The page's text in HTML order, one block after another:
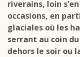
riverains, loin
occasions, en
glaciales où les
serrant au coin
dehors le soir ou